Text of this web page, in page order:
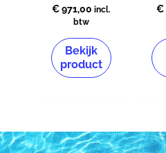
€971,00 incl.
btw
Bekijk
product
€